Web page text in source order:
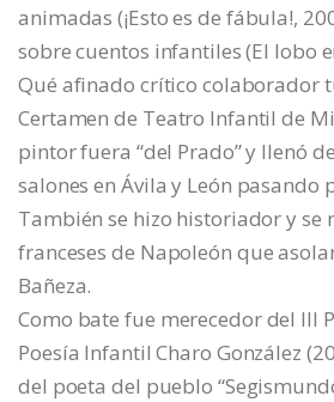
animadas (¡Esto es de fábula!,
sobre cuentos infantiles (El lobo
Qué afinado crítico colaborador
Certamen de Teatro Infantil de
pintor fuera “del Prado” y llenó
salones en Ávila y León pasando
También se hizo historiador y se
franceses de Napoleón que
Bañeza.
Como bate fue merecedor del III
Poesía Infantil Charo González
del poeta del pueblo